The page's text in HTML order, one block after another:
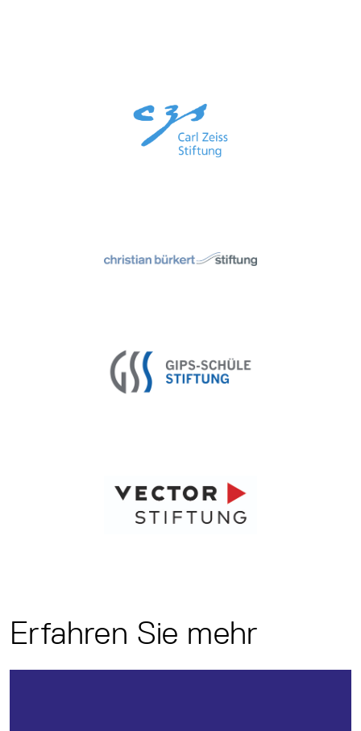
Erfahren Sie mehr